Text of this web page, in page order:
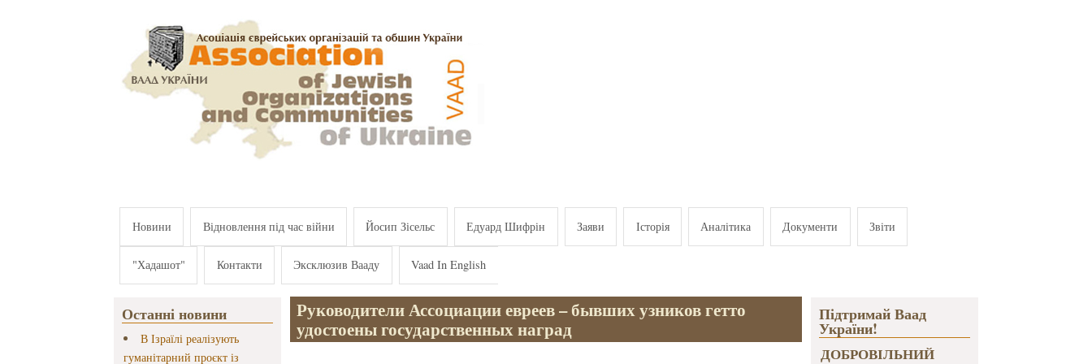
Новини Відновлення під час війни Йосип Зісельс Едуард Шифрін Заяви Історія Аналітика Документи Звіти
"Хадашот" Контакти Эксклюзив Вааду Vaad In English
Останні новини
В Ізраїлі реалізують
гуманітарний проєкт із
Руководители Ассоциации евреев – бывших узников гетто
удостоены государственных наград
Підтримай Ваад
України!
ДОБРОВІЛЬНИЙ